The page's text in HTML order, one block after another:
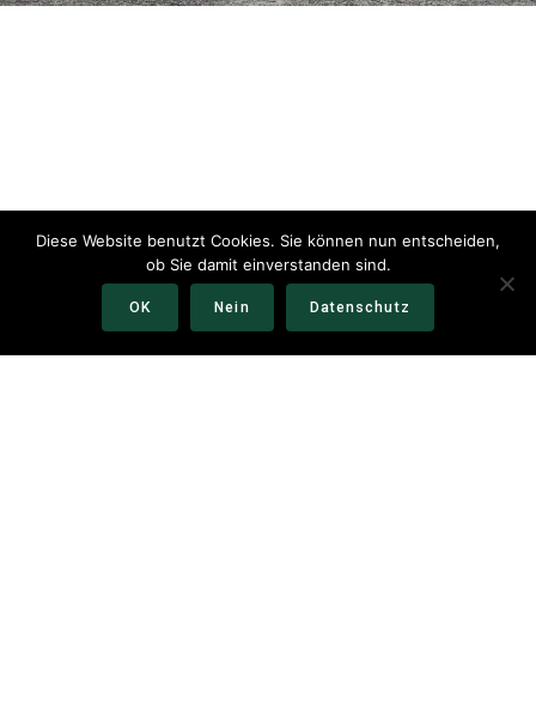
Diese Website benutzt Cookies. Sie können nun entscheiden,
ob Sie damit einverstanden sind.
OK Nein Datenschutz